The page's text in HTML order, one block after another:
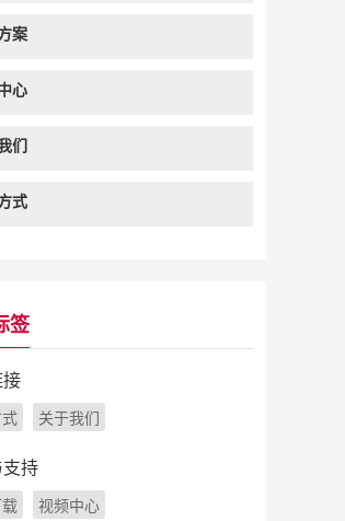
案
心
们
式
签
接
关于我们
持
视频中心